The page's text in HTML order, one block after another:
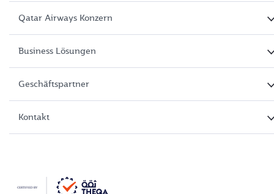
Qatar Airways Konzern
Business Lösungen
Geschäftspartner
Kontakt